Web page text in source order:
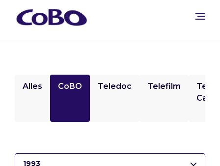
Alles CoBO Teledoc Telefilm
1993